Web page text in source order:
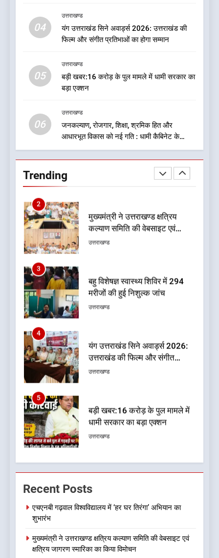
04
उत्तराखण्ड
यंग उत्तराखंड सिने अवार्ड्स 2026: उत्तराखंड की
फिल्म और संगीत प्रतिभाओं का होगा सम्मान
05
उत्तराखण्ड
बड़ी खबर:16 करोड़ के पुल मामले में धामी सरकार का
बड़ा एक्शन
06
उत्तराखण्ड
जनकल्याण, रोजगार, शिक्षा, श्रमिक हित और
आधारभूत विकास को नई गति : धामी कैबिनेट के
ऐतिहासिक फैसले
Trending
दुखद खबर:उत्तराखंड में मौत की खाई
में समाया पूरा परिवार, पांच की दर्दनाक
1
एचएनबी गढ़वाल विश्वविद्यालय में ‘हर
कल्याण समिति की वेबसाइट एवं
क्षत्रिय जागरण स्मारिका का किया
3
बहु विशेषज्ञ स्वास्थ्य शिविर में 294
मरीजों की हुई निशुल्क जांच
उत्तराखण्ड
4
यंग उत्तराखंड सिने अवार्ड्स 2026:
उत्तराखंड की फिल्म और संगीत
प्रतिभाओं का होगा सम्मान
उत्तराखण्ड
5
बड़ी खबर:16 करोड़ के पुल मामले में
धामी सरकार का बड़ा एक्शन
उत्तराखण्ड
6
जनकल्याण, रोजगार, शिक्षा, श्रमिक
हित और आधारभूत विकास को नई
गति : धामी कैबिनेट के ऐतिहासिक
उत्तराखण्ड
7
रहे हैं उत्तराखंड भाजपा के नए प्रदेश
सुगबुगाहट तेज
उत्तराखण्ड
दुखद खबर:उत्तराखंड में मौत की खाई
में समाया पूरा परिवार, पांच की दर्दनाक
Recent Posts
एचएनबी गढ़वाल विश्वविद्यालय में ‘हर घर तिरंगा’ अभियान का
शुभारंभ
मुख्यमंत्री ने उत्तराखण्ड क्षत्रिय कल्याण समिति की वेबसाइट एवं
क्षत्रिय जागरण स्मारिका का किया विमोचन